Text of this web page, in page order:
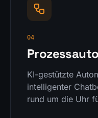
04
KI-gestützte
intelligenter
rund um die Uhr